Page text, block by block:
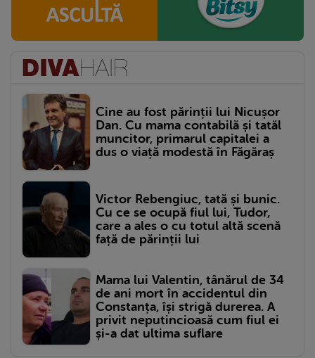
Cine au fost părinții lui Nicușor
Dan. Cu mama contabilă și tatăl
muncitor, primarul capitalei a
dus o viață modestă în Făgăraș
Victor Rebengiuc, tată și bunic.
Cu ce se ocupă fiul lui, Tudor,
care a ales o cu totul altă scenă
față de părinții lui
Mama lui Valentin, tânărul de 34
de ani mort în accidentul din
Constanța, își strigă durerea. A
privit neputincioasă cum fiul ei
și-a dat ultima suflare